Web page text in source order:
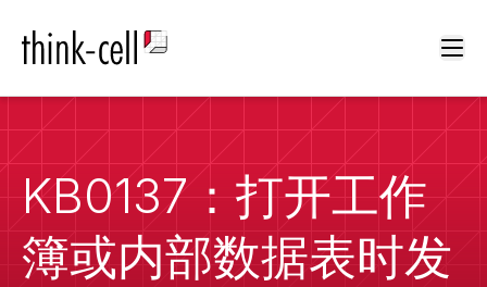
KB0137：打开工作
簿或内部数据表时发